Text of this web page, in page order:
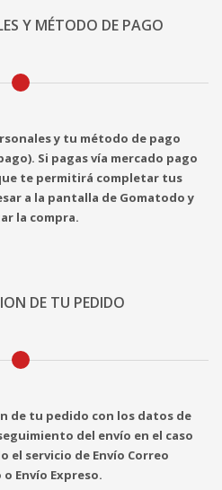
Y MÉTODO DE PAGO
y tu método de pago
Si pagas vía mercado pago
te permitirá completar tus
a la pantalla de Gomatodo y
la compra.
DE TU PEDIDO
de tu pedido con los datos de
del envío en el caso
el servicio de Envío Correo
Envío Expreso.